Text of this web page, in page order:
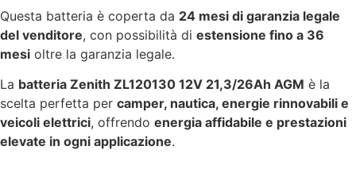
Questa batteria è coperta da 24 mesi di garanzia legale
del venditore, con possibilità di estensione fino a 36
mesi oltre la garanzia legale.
La batteria Zenith ZL120130 12V 21,3/26Ah AGM è la
scelta perfetta per camper, nautica, energie rinnovabili e
veicoli elettrici, offrendo energia affidabile e prestazioni
elevate in ogni applicazione.